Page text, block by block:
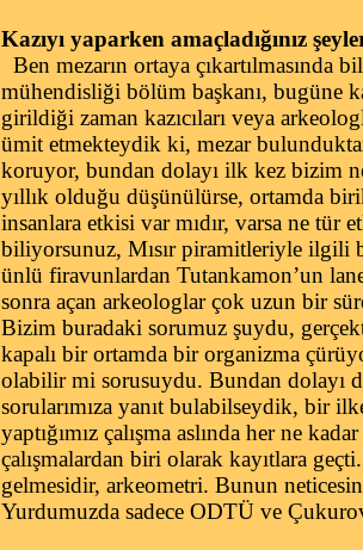
Kazıyı yaparken amaçladığınız
Ben mezarın ortaya çıkartılmasında
mühendisliği bölüm başkanı, bugüne
girildiği zaman kazıcıları veya
ümit etmekteydik ki, mezar
koruyor, bundan dolayı ilk kez bizim
yıllık olduğu düşünülürse, ortamda
insanlara etkisi var mıdır, varsa ne tür
biliyorsunuz, Mısır piramitleriyle ilgili
ünlü firavunlardan Tutankamon’un
sonra açan arkeologlar çok uzun bir
Bizim buradaki sorumuz şuydu,
kapalı bir ortamda bir organizma
olabilir mi sorusuydu. Bundan dolayı
sorularımıza yanıt bulabilseydik, bir
yaptığımız çalışma aslında her ne
çalışmalardan biri olarak kayıtlara
gelmesidir, arkeometri. Bunun
Yurdumuzda sadece ODTÜ ve